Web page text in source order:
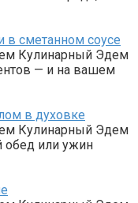
сметанном соусе
Кулинарный Эдем
— и на вашем
в духовке
Кулинарный Эдем
обед или ужин